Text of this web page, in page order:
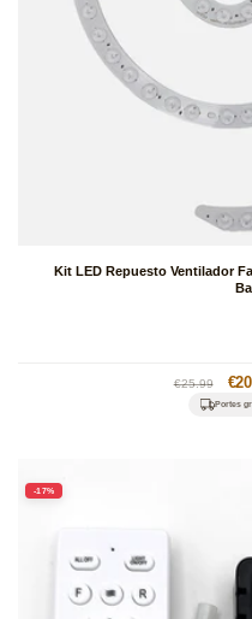
Kit LED Repuesto Ventilador
Precio
habitual
€25.99
de
Portes
-17%